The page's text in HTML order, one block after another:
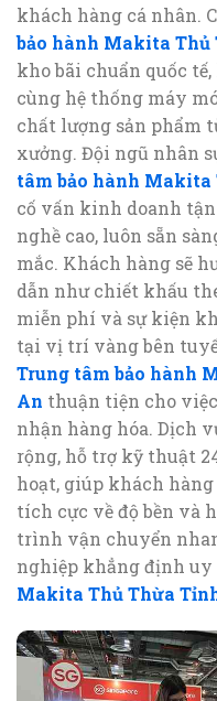
khách hàng cá nhân.
bảo hành Makita Thủ
kho bãi chuẩn quốc
cùng hệ thống máy
chất lượng sản phẩm
xưởng. Đội ngũ nhân
tâm bảo hành
cố vấn kinh doanh
nghề cao, luôn sẵn
mắc. Khách hàng sẽ
dẫn như chiết khấu
miễn phí và sự kiện
tại vị trí vàng bên
Trung tâm bảo hành
An thuận tiện cho
nhận hàng hóa. Dịch
rộng, hỗ trợ kỹ thuật
hoạt, giúp khách
tích cực về độ bền và
trình vận chuyển
nghiệp khẳng định uy
Makita Thủ Thừa